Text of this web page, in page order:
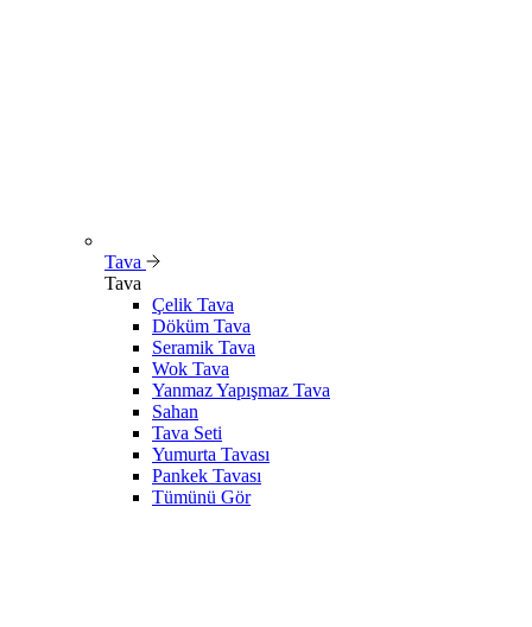
Tava
Tava
Çelik Tava
Döküm Tava
Seramik Tava
Wok Tava
Yanmaz Yapışmaz Tava
Sahan
Tava Seti
Yumurta Tavası
Pankek Tavası
Tümünü Gör